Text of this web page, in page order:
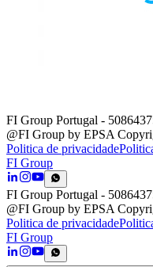
FI Group Portugal -
@FI Group by EPSA
Politica de privacidade
FI Group
FI Group Portugal -
@FI Group by EPSA
Politica de privacidade
FI Group